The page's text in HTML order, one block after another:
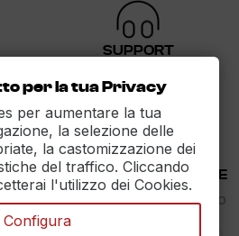
i
SUPPORT
100% PAYMENT SECURE
Assicuriamo il pagamento
per la tua Privacy
per aumentare la tua
la selezione delle
la castomizzazione dei
del traffico. Cliccando
l'utilizzo dei Cookies.
Configura